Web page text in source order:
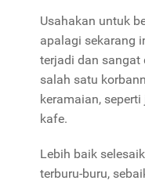
Usahakan untuk
apalagi sekarang
terjadi dan sangat
salah satu
keramaian,
kafe.
Lebih baik
terburu-buru,